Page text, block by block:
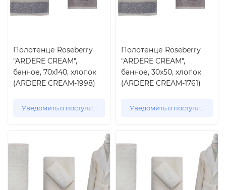
Полотенце Roseberry
"ARDERE CREAM",
банное, 70x140, хлопок
(ARDERE CREAM-1998)
Уведомить о поступлении
Полотенце Roseberry
"ARDERE CREAM",
банное, 30x50, хлопок
(ARDERE CREAM-1761)
Уведомить о поступлении